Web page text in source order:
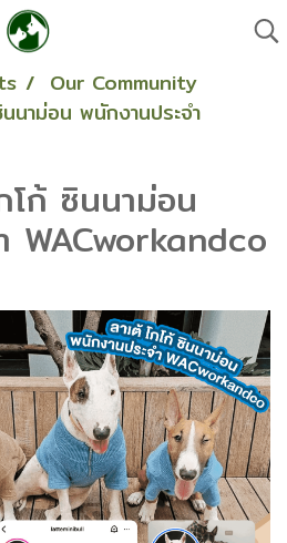
Our Community
นนาม่อน พนักงานประจำ
โก้ ซินนาม่อน
WACworkandco